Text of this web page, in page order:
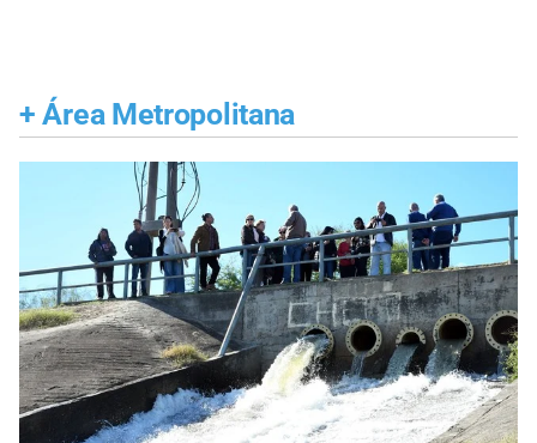
+ Área Metropolitana